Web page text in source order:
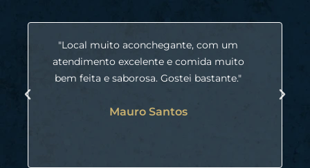
"Local muito aconchegante, com um
atendimento excelente e comida muito
bem feita e saborosa. Gostei bastante."
Mauro Santos